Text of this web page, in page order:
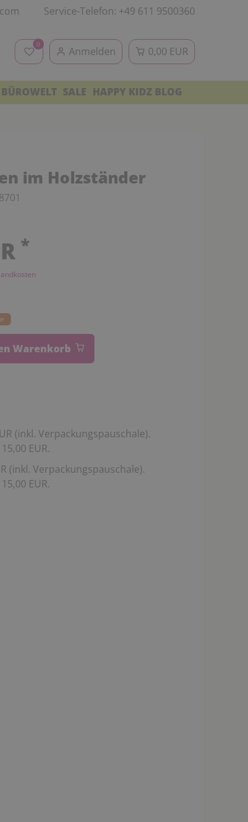
Service-Telefon: +49 611 9500360
0
Anmelden 0,00 EUR
BÜROWELT SALE HAPPY KIDZ BLOG
im Holzständer
8701
*
Warenkorb
(inkl. Verpackungspauschale).
EUR.
(inkl. Verpackungspauschale).
EUR.